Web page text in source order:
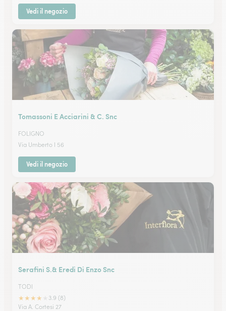
Vedi il negozio
Tomassoni E Acciarini & C. Snc
FOLIGNO
Via Umberto I 56
Vedi il negozio
Serafini S.& Eredi Di Enzo Snc
TODI
★★★★
3.9 (8)
Via A. Cortesi 27